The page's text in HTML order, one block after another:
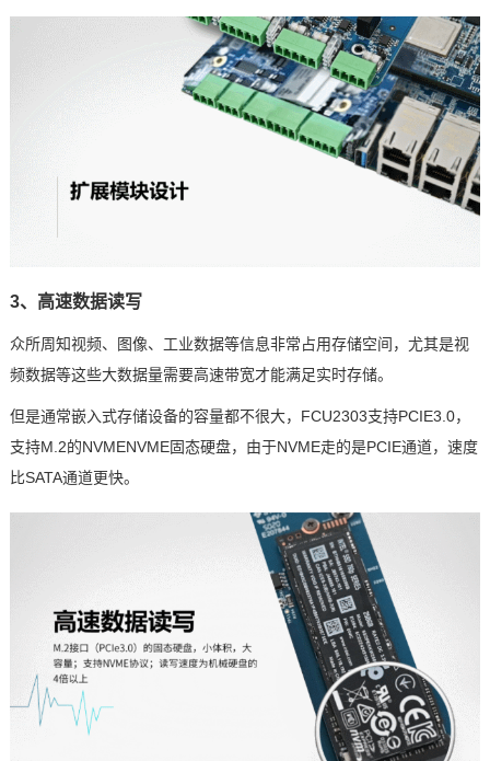
3、高速数据读写
众所周知视频、图像、工业数据等信息非常占用存储空间 ，尤其是视
频数据等这些大数据量需要高速带宽才能满足实时存储。
但是通常嵌入式存储设备的容量都不很大， FCU2303支持PCIE3.0，
支持M.2的NVMENVME固态硬盘，由于NVME走的是PCIE通道，速度
比SATA通道更快。